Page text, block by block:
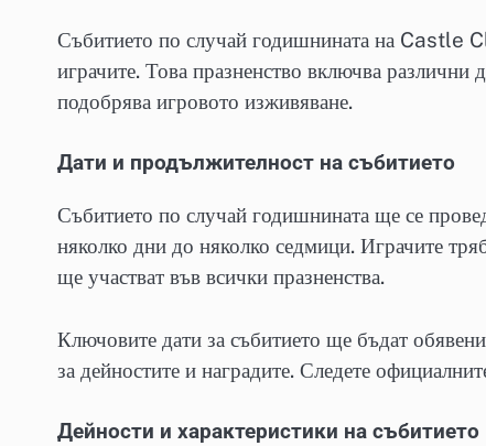
Събитието по случай годишнината на Castle
играчите. Това празненство включва различни
подобрява игровото изживяване.
Дати и продължителност на събитието
Събитието по случай годишнината ще се
няколко дни до няколко седмици. Играчите
ще участват във всички празненства.
Ключовите дати за събитието ще бъдат
за дейностите и наградите. Следете
Дейности и характеристики на събитието